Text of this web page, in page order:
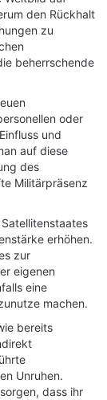
den Rückhalt
zu
beherrschende
oder
und
auf diese
des
Militärpräsenz
erhöhen.
zur
eigenen
eine
machen.
bereits
Unruhen.
dass ihr